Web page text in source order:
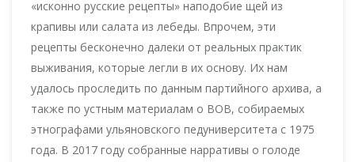
«исконно русские рецепты» наподобие щей из
крапивы или салата из лебеды. Впрочем, эти
рецепты бесконечно далеки от реальных практик
выживания, которые легли в их основу. Их нам
удалось проследить по данным партийного архива, а
также по устным материалам о ВОВ, собираемых
этнографами ульяновского педуниверситета с 1975
года. В 2017 году собранные нарративы о голоде